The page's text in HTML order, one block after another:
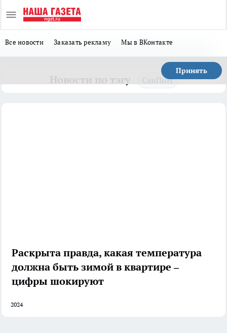
Все новости Заказать рекламу Мы в ВКонтакте
Принять
СанПиН
Раскрыта правда, какая температура
должна быть зимой в квартире –
цифры шокируют
2024